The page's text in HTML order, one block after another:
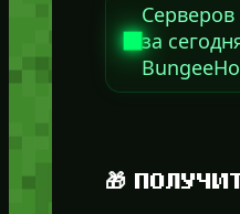
за
🎁